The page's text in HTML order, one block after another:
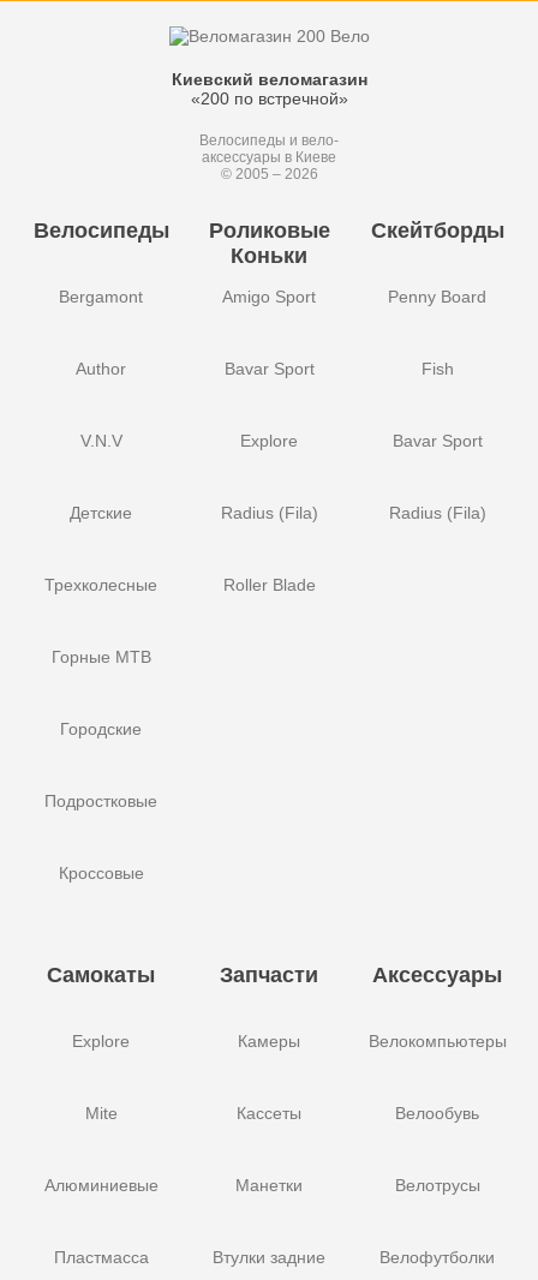
Киевский веломагазин
«200 по встречной»
Велосипеды и вело-
аксессуары в Киеве
© 2005 – 2026
Велосипеды
Bergamont
Author
V.N.V
Детские
Трехколесные
Горные MTB
Городские
Подростковые
Кроссовые
Роликовые
Коньки
Amigo Sport
Bavar Sport
Explore
Radius (Fila)
Roller Blade
Скейтборды
Penny Board
Fish
Bavar Sport
Radius (Fila)
Самокаты
Explore
Mite
Алюминиевые
Пластмасса
Запчасти
Камеры
Кассеты
Манетки
Втулки задние
Аксессуары
Велокомпьютеры
Велообувь
Велотрусы
Велофутболки